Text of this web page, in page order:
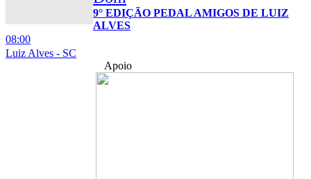
9° EDIÇÃO PEDAL AMIGOS DE LUIZ
ALVES
08:00
Luiz Alves - SC
Apoio